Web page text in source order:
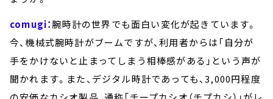
comugi：腕時計の世界でも面白い変化が起きています。
今、機械式腕時計がブームですが、利用者からは「自分が
手をかけないと止まってしまう相棒感がある」という声が
聞かれます。また、デジタル時計であっても、3,000円程度